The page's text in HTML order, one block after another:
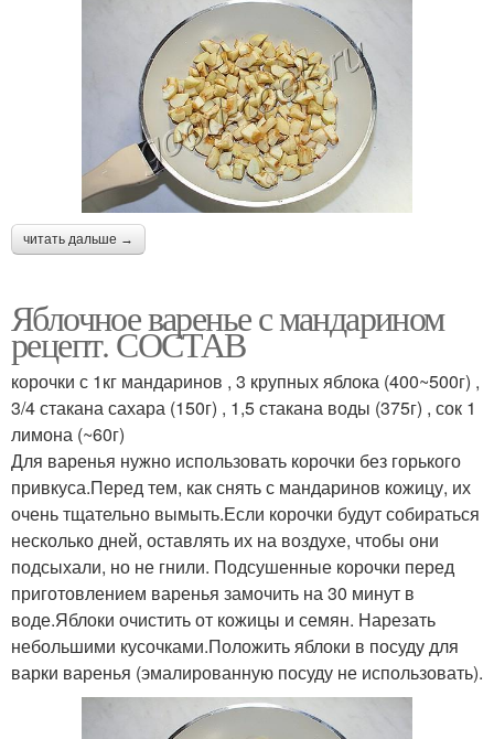
читать дальше →
Яблочное варенье с мандарином
рецепт. СОСТАВ
корочки с 1кг мандаринов , 3 крупных яблока (400~500г) ,
3/4 стакана сахара (150г) , 1,5 стакана воды (375г) , сок 1
лимона (~60г)
Для варенья нужно использовать корочки без горького
привкуса.Перед тем, как снять с мандаринов кожицу, их
очень тщательно вымыть.Если корочки будут собираться
несколько дней, оставлять их на воздухе, чтобы они
подсыхали, но не гнили. Подсушенные корочки перед
приготовлением варенья замочить на 30 минут в
воде.Яблоки очистить от кожицы и семян. Нарезать
небольшими кусочками.Положить яблоки в посуду для
варки варенья (эмалированную посуду не использовать).